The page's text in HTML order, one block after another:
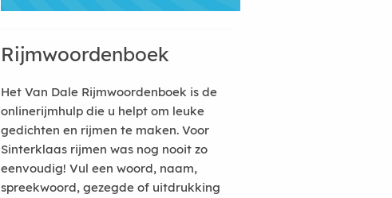
Rijmwoordenboek
Het Van Dale Rijmwoordenboek is de
onlinerijmhulp die u helpt om leuke
gedichten en rijmen te maken. Voor
Sinterklaas rijmen was nog nooit zo
eenvoudig! Vul een woord, naam,
spreekwoord, gezegde of uitdrukking